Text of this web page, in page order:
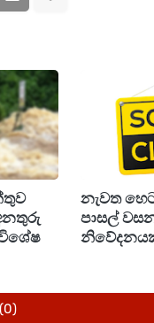
තුනක් විසින් විමර්ශන
මහතා පැවසීය.
නැවත
පාසල්